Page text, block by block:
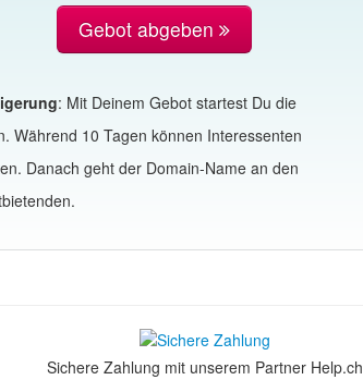
Gebot abgeben
: Mit Deinem Gebot startest Du die
Während 10 Tagen können Interessenten
Danach geht der Domain-Name an den
Sichere Zahlung mit unserem Partner Help.ch